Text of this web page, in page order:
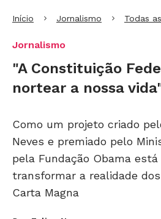
Início Jornalismo Todas
Jornalismo
"A Constituição
nortear a nossa
Como um projeto criado
Neves e premiado pelo
pela Fundação Obama
transformar a realidade
Carta Magna